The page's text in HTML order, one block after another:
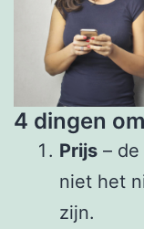
4 dingen
Prijs –
niet het
zijn.